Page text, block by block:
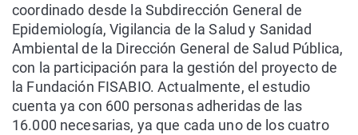
coordinado desde la Subdirección General de
Epidemiología, Vigilancia de la Salud y Sanidad
Ambiental de la Dirección General de Salud Pública,
con la participación para la gestión del proyecto de
la Fundación FISABIO. Actualmente, el estudio
cuenta ya con 600 personas adheridas de las
16.000 necesarias, ya que cada uno de los cuatro